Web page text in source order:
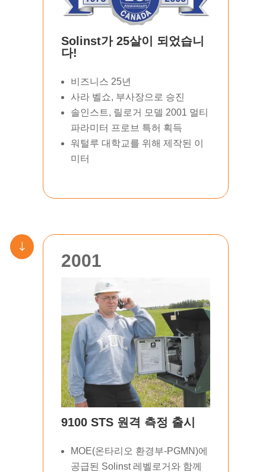
Solinst가 25살이 되었습니
다!
비즈니스 25년
사라 벨쇼, 부사장으로 승진
솔인스트, 릴로거 모델 2001 멀티
파라미터 프로브 특허 획득
워털루 대학교를 위해 제작된 이
미터
2001
9100 STS 원격 측정 출시
MOE(온타리오 환경부-PGMN)에
공급된 Solinst 레벨로거와 함께
"